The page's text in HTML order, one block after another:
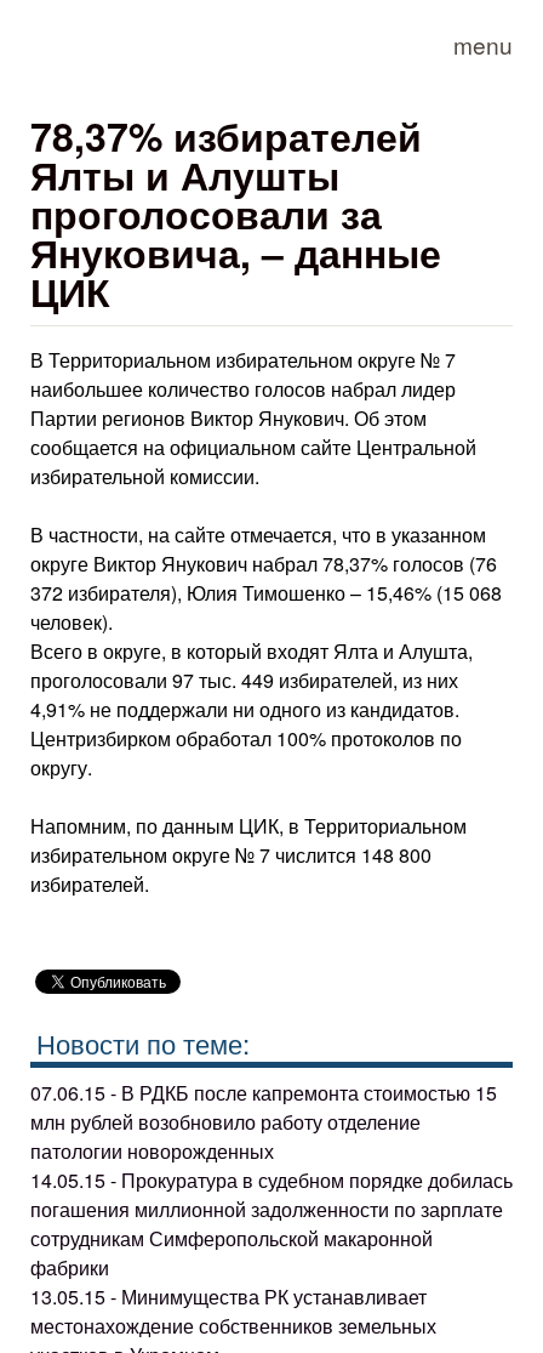
menu
78,37% избирателей
Ялты и Алушты
проголосовали за
Януковича, – данные
ЦИК
В Территориальном избирательном округе № 7
наибольшее количество голосов набрал лидер
Партии регионов Виктор Янукович. Об этом
сообщается на официальном сайте Центральной
избирательной комиссии.
В частности, на сайте отмечается, что в указанном
округе Виктор Янукович набрал 78,37% голосов (76
372 избирателя), Юлия Тимошенко – 15,46% (15 068
человек).
Всего в округе, в который входят Ялта и Алушта,
проголосовали 97 тыс. 449 избирателей, из них
4,91% не поддержали ни одного из кандидатов.
Центризбирком обработал 100% протоколов по
округу.
Напомним, по данным ЦИК, в Территориальном
избирательном округе № 7 числится 148 800
избирателей.
Новости по теме:
07.06.15 - В РДКБ после капремонта стоимостью 15
млн рублей возобновило работу отделение
патологии новорожденных
14.05.15 - Прокуратура в судебном порядке добилась
погашения миллионной задолженности по зарплате
сотрудникам Симферопольской макаронной
фабрики
13.05.15 - Минимущества РК устанавливает
местонахождение собственников земельных